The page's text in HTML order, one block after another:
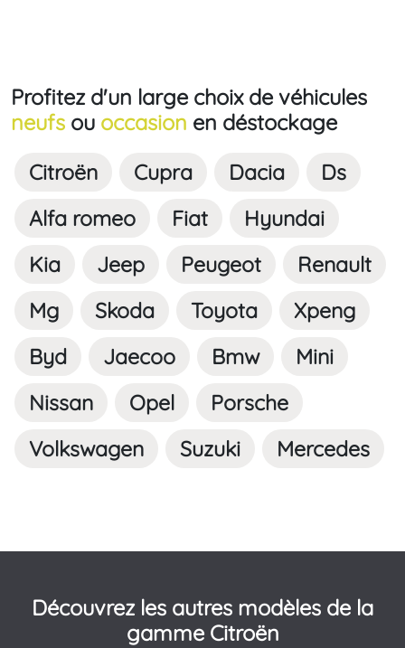
Profitez d'un large choix de véhicules
neufs ou occasion en déstockage
Citroën Cupra Dacia
Ds
Alfa romeo
Fiat
Hyundai
Kia
Jeep Peugeot
Renault
Mg
Skoda Toyota
Xpeng
Byd
Jaecoo Bmw
Mini
Nissan
Opel
Porsche
Volkswagen
Suzuki Mercedes
Découvrez les autres modèles de la
gamme Citroën